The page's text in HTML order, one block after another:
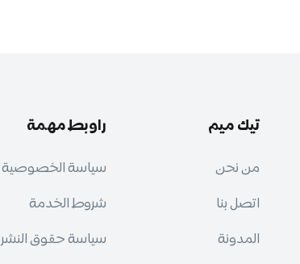
تيك ميم
من نحن
اتصل بنا
المدونة
راوبط مهمة
سياسة الخصوصية
شروط الخدمة
سياسة حقوق النشر